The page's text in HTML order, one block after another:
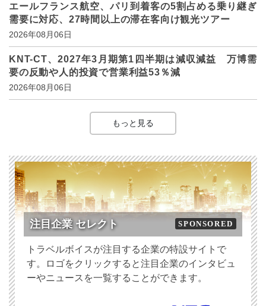
エールフランス航空、パリ到着客の5割占める乗り継ぎ
需要に対応、27時間以上の滞在客向け観光ツアー
2026年08月06日
KNT-CT、2027年3月期第1四半期は減収減益 万博需
要の反動や人的投資で営業利益53％減
2026年08月06日
もっと見る
注目企業 セレクト SPONSORED
トラベルボイスが注目する企業の特設サイトで
す。ロゴをクリックすると注目企業のインタビュ
ーやニュースを一覧することができます。